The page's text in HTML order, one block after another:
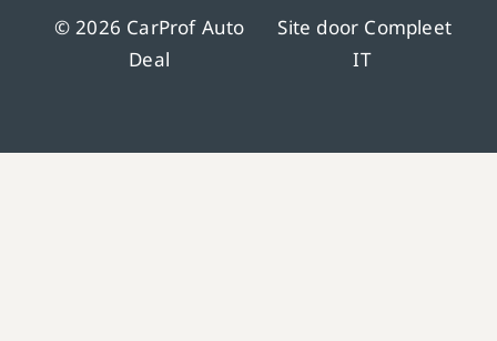
© 2026 CarProf Auto
Deal
Site door Compleet
IT